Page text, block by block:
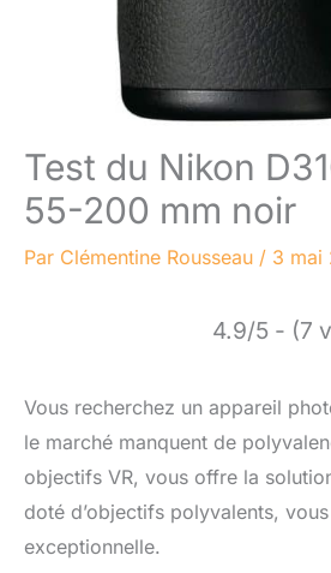
Test du Nikon
55-200 mm noir
Par Clémentine Rousseau / 3 mai
4.9/5 - (7
Vous recherchez un appareil
le marché manquent de
objectifs VR, vous offre la
doté d’objectifs polyvalents,
exceptionnelle.